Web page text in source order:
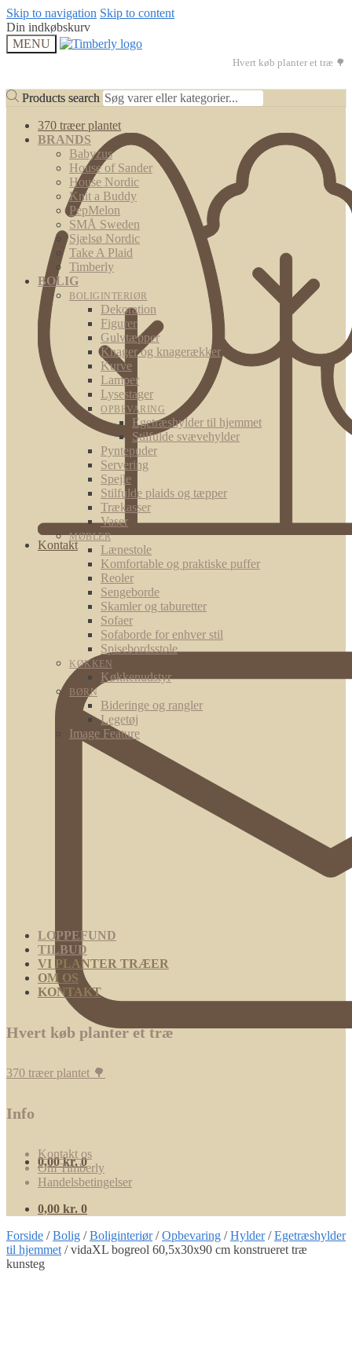
Skip to navigation Skip to content
Din indkøbskurv
MENU
Hvert køb planter et træ 🌳
Products search
370 træer plantet
Kontakt
0,00kr. 0
Products search
BRANDS
Babyzus
House of Sander
House Nordic
Knit a Buddy
PepMelon
SMÅ Sweden
Sjælsø Nordic
Take A Plaid
Timberly
BOLIG
BOLIGINTERIØR
Dekoration
Figurer
Gulvtæpper
Knager og knagerækker
Kurve
Lamper
Lysestager
OPBEVARING
Egetræshylder til hjemmet
Stilfulde svævehylder
Pyntepuder
Servering
Spejle
Stilfulde plaids og tæpper
Trækasser
Vaser
MØBLER
Lænestole
Komfortable og praktiske puffer
Reoler
Sengeborde
Skamler og taburetter
Sofaer
Sofaborde for enhver stil
Spisebordsstole
KØKKEN
Køkkenudstyr
BØRN
Bideringe og rangler
Legetøj
Image Feature
LOPPEFUND
TILBUD
VI PLANTER TRÆER
OM OS
KONTAKT
Hvert køb planter et træ
370 træer plantet 🌳
Info
Kontakt os
Om Timberly
Handelsbetingelser
0,00 kr. 0
Forside /Bolig /Boliginteriør/Opbevaring /Hylder/Egetræshylder
til hjemmet /vidaXL bogreol 60,5x30x90 cm konstrueret træ
kunsteg